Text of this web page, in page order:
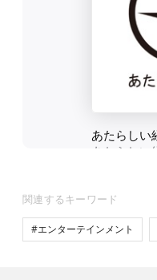
関連するキーワード
#エンターテインメント